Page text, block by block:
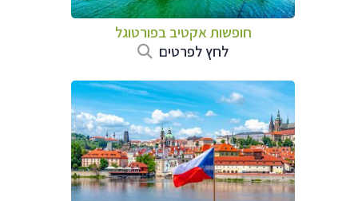
חופשות אקטיב בפורטוגל
לחץ לפרטים